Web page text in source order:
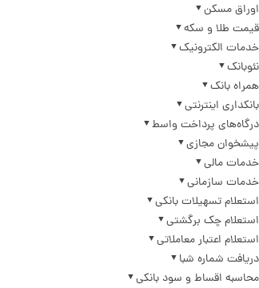
اوراق مسکن
قیمت طلا و سکه
خدمات الکترونیک
نئوبانک
همراه بانک
بانکداری اینترنتی
درگاه‌های پرداخت واسط
پیشخوان مجازی
خدمات مالی
خدمات سازمانی
استعلام تسهیلات بانکی
استعلام چک برگشتی
استعلام اعتبار معاملاتی
دریافت شماره شبا
محاسبه اقساط و سود بانکی